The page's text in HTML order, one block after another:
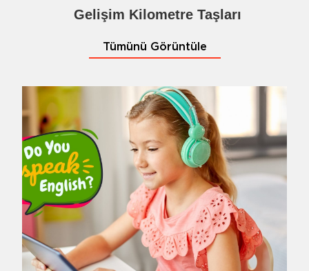
Gelişim Kilometre Taşları
Tümünü Görüntüle